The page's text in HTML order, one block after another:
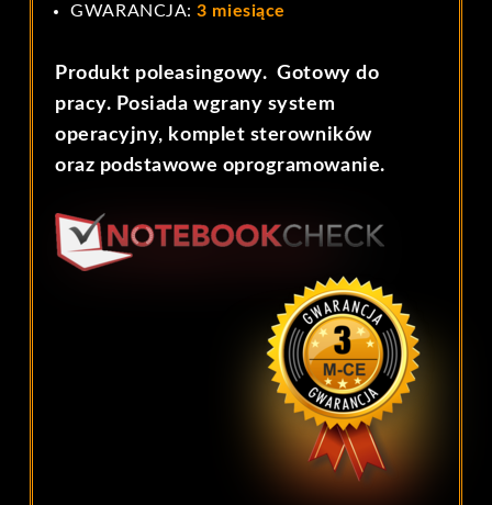
GWARANCJA: 3 miesiące
Produkt poleasingowy. Gotowy do
pracy. Posiada wgrany system
operacyjny, komplet sterowników
oraz podstawowe oprogramowanie.